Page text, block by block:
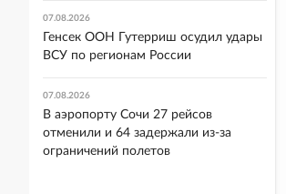
07.08.2026
Генсек ООН Гутерриш осудил удары
ВСУ по регионам России
07.08.2026
В аэропорту Сочи 27 рейсов
отменили и 64 задержали из-за
ограничений полетов